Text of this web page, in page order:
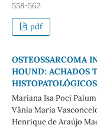
558-562
pdf
OSTEOSSARCOMA
HOUND: ACHADOS
HISTOPATOLÓGICOS
Mariana Isa Poci
Vânia Maria
Henrique de Araújo